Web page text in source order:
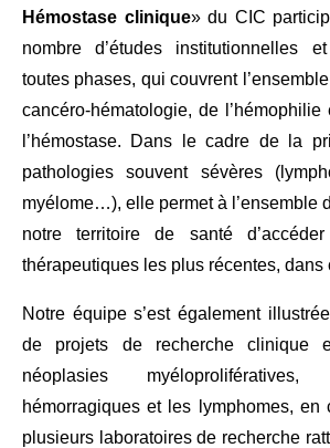
Hémostase clinique» du CIC
nombre d’études institutionnelles
toutes phases, qui couvrent
cancéro-hématologie, de
l’hémostase. Dans le cadre de la
pathologies souvent sévères
myélome…), elle permet à l’ensemble
notre territoire de santé
thérapeutiques les plus récentes, dans
Notre équipe s’est également
de projets de recherche clinique
néoplasies
hémorragiques et les lymphomes, en
plusieurs laboratoires de recherche